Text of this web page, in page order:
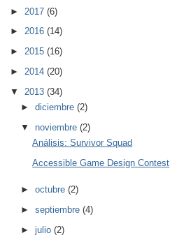
► 2017 (6)
► 2016 (14)
► 2015 (16)
► 2014 (20)
▼ 2013 (34)
►diciembre(2)
▼noviembre(2)
Análisis: Survivor Squad
Accessible Game Design Contest
►octubre(2)
►septiembre(4)
►julio(2)